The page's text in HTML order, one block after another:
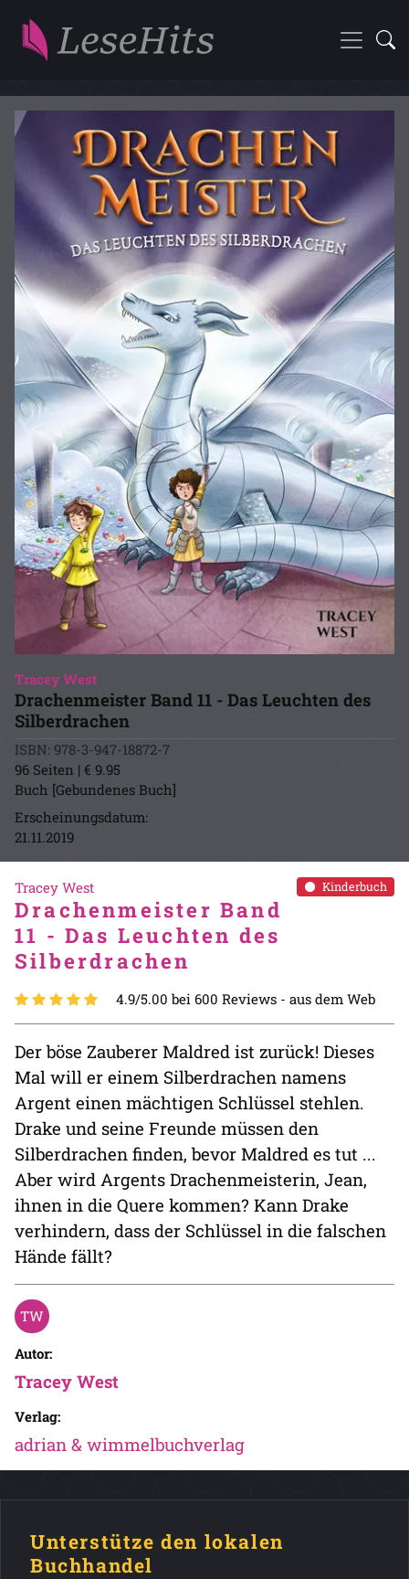
Tracey West
Drachenmeister Band 11 - Das Leuchten des
Silberdrachen
ISBN: 978-3-947-18872-7
96 Seiten | € 9.95
Buch [Gebundenes Buch]
Erscheinungsdatum:
21.11.2019
Kinderbuch
Tracey West
Drachenmeister Band
11 - Das Leuchten des
Silberdrachen
4.9/5.00 bei 600 Reviews - aus dem Web
Der böse Zauberer Maldred ist zurück! Dieses
Mal will er einem Silberdrachen namens
Argent einen mächtigen Schlüssel stehlen.
Drake und seine Freunde müssen den
Silberdrachen finden, bevor Maldred es tut ...
Aber wird Argents Drachenmeisterin, Jean,
ihnen in die Quere kommen? Kann Drake
verhindern, dass der Schlüssel in die falschen
Hände fällt?
Autor:
Tracey West
Verlag:
adrian & wimmelbuchverlag
Unterstütze den lokalen
Buchhandel